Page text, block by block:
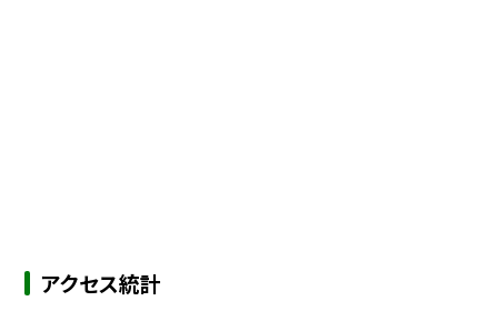
アクセス統計